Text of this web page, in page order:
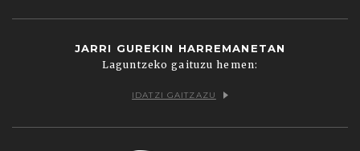
JARRI GUREKIN HARREMANETAN
Laguntzeko gaituzu hemen:
IDATZI GAITZAZU